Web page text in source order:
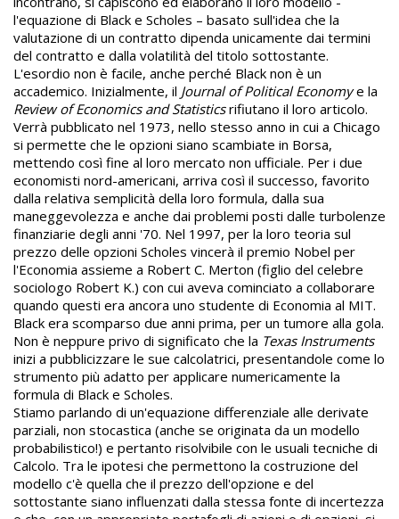
l'equazione di Black e Scholes – basato sull'idea che la
valutazione di un contratto dipenda unicamente dai termini
del contratto e dalla volatilità del titolo sottostante.
L'esordio non è facile, anche perché Black non è un
accademico. Inizialmente, il Journal of Political Economye la
Review of Economics and Statisticsrifiutano il loro articolo.
Verrà pubblicato nel 1973, nello stesso anno in cui a Chicago
si permette che le opzioni siano scambiate in Borsa,
mettendo così fine al loro mercato non ufficiale. Per i due
economisti nord-americani, arriva così il successo, favorito
dalla relativa semplicità della loro formula, dalla sua
maneggevolezza e anche dai problemi posti dalle turbolenze
finanziarie degli anni '70. Nel 1997, per la loro teoria sul
prezzo delle opzioni Scholes vincerà il premio Nobel per
l'Economia assieme a Robert C. Merton (figlio del celebre
sociologo Robert K.) con cui aveva cominciato a collaborare
quando questi era ancora uno studente di Economia al MIT.
Black era scomparso due anni prima, per un tumore alla gola.
Non è neppure privo di significato che la Texas Instruments
inizi a pubblicizzare le sue calcolatrici, presentandole come lo
strumento più adatto per applicare numericamente la
formula di Black e Scholes.
Stiamo parlando di un'equazione differenziale alle derivate
parziali, non stocastica (anche se originata da un modello
probabilistico!) e pertanto risolvibile con le usuali tecniche di
Calcolo. Tra le ipotesi che permettono la costruzione del
modello c'è quella che il prezzo dell'opzione e del
sottostante siano influenzati dalla stessa fonte di incertezza